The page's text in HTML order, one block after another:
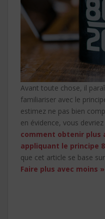
Avant toute chose, il
familiariser avec le
estimez ne pas bien
en évidence, vous
comment obtenir plus
appliquant le principe
que cet article se base
Faire plus avec moins »